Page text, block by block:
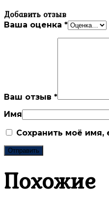
Добавить отзыв
Ваша оценка *
Ваш отзыв *
Имя
Сохранить моё имя,
Похожие